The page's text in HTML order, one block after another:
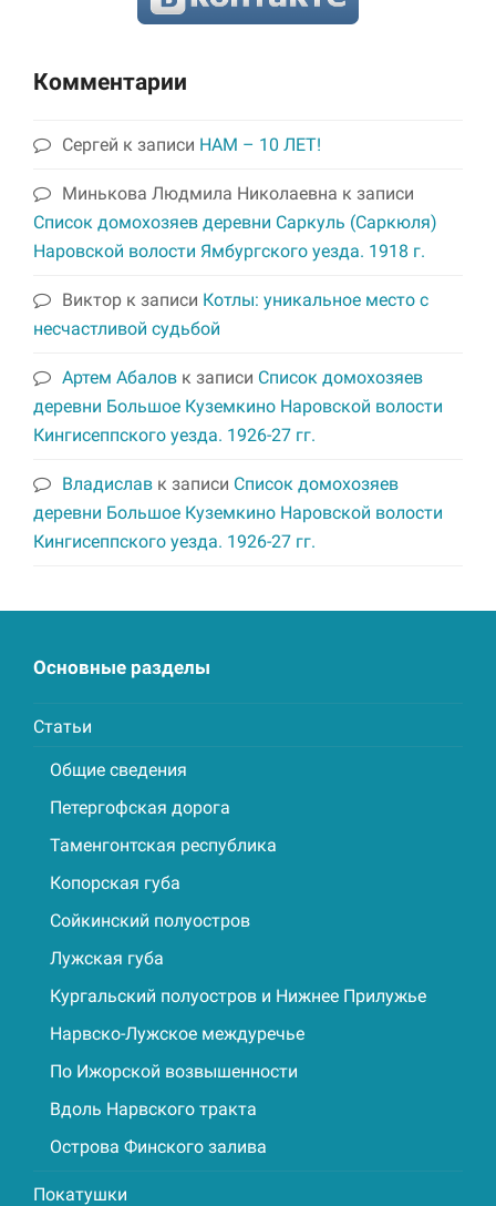
Комментарии
Сергей к записи НАМ – 10 ЛЕТ!
Минькова Людмила Николаевна к записи
Список домохозяев деревни Саркуль (Саркюля)
Наровской волости Ямбургского уезда. 1918 г.
Виктор к записи Котлы: уникальное место с
несчастливой судьбой
Артем Абалов к записи Список домохозяев
деревни Большое Куземкино Наровской волости
Кингисеппского уезда. 1926-27 гг.
Владислав к записи Список домохозяев
деревни Большое Куземкино Наровской волости
Кингисеппского уезда. 1926-27 гг.
Основные разделы
Статьи
Общие сведения
Петергофская дорога
Таменгонтская республика
Копорская губа
Сойкинский полуостров
Лужская губа
Кургальский полуостров и Нижнее Прилужье
Нарвско-Лужское междуречье
По Ижорской возвышенности
Вдоль Нарвского тракта
Острова Финского залива
Покатушки